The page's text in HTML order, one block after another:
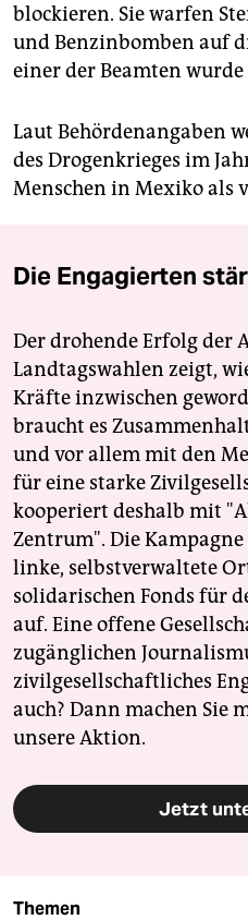
blockieren. Sie warfen
und Benzinbomben auf
einer der Beamten
Laut Behördenangaben
des Drogenkrieges im
Menschen in Mexiko als
Die Engagierten
Der drohende Erfolg der
Landtagswahlen zeigt,
Kräfte inzwischen
braucht es
und vor allem mit den
für eine starke
kooperiert deshalb mit
Zentrum". Die
linke, selbstverwaltete
solidarischen Fonds für
auf. Eine offene
zugänglichen
zivilgesellschaftliches
auch? Dann machen Sie
unsere Aktion.
Jetzt
Themen